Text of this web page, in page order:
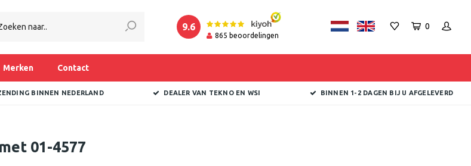
9.6
865 beoordelingen
0
Merken Contact
BINNEN NEDERLAND DEALER VAN TEKNO EN WSI BINNEN 1-2 DAGEN BIJ U AFGELEVERD
01-4577